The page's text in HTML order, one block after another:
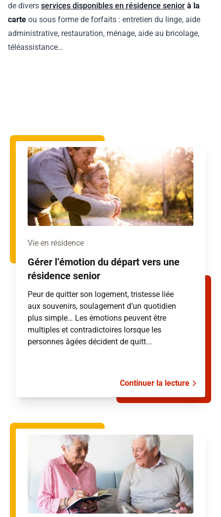
de divers services disponibles en résidence senior à la
carte ou sous forme de forfaits : entretien du linge, aide
administrative, restauration, ménage, aide au bricolage,
téléassistance…
Vie en résidence
Gérer l’émotion du départ vers une
résidence senior
Peur de quitter son logement, tristesse liée
aux souvenirs, soulagement d’un quotidien
plus simple… Les émotions peuvent être
multiples et contradictoires lorsque les
personnes âgées décident de quitt...
Continuer la lecture